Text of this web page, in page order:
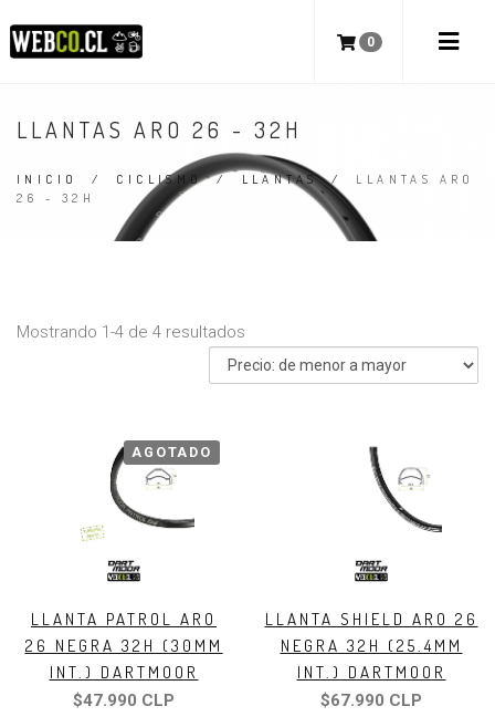
0
LLANTAS ARO 26 - 32H
INICIO / CICLISMO/ LLANTAS/ LLANTAS ARO
26 - 32H
Mostrando 1-4 de 4 resultados
AGOTADO
LLANTA PATROL ARO
26 NEGRA 32H (30MM
INT.) DARTMOOR
$47.990 CLP
LLANTA SHIELD ARO 26
NEGRA 32H (25.4MM
INT.) DARTMOOR
$67.990 CLP